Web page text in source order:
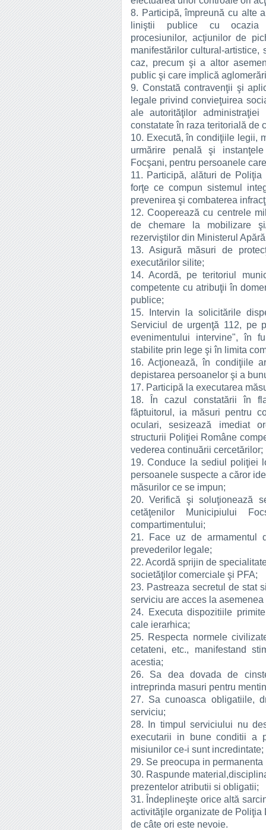
8. Participă, împreună cu alte
liniştii publice cu ocazia
procesiunilor, acţiunilor de
manifestărilor cultural-artistice,
caz, precum şi a altor
public şi care implică
9. Constată contravenţii şi
legale privind convieţuirea
ale autorităţilor
constatate în raza teritorială de
10. Execută, în condiţiile legii,
urmărire penală şi
Focşani, pentru persoanele
11. Participă, alături de
forţe ce compun sistemul
prevenirea şi combaterea
12. Cooperează cu centrele
de chemare la mobilizare
rezerviştilor din Ministerul
13. Asigură măsuri de
executărilor silite;
14. Acordă, pe teritoriul
competente cu atribuţii în
publice;
15. Intervin la solicitările
Serviciul de urgenţă 112, pe
evenimentului intervine", în
stabilite prin lege şi în limita
16. Acţionează, în condiţiile
depistarea persoanelor şi a
17. Participă la executarea
18. În cazul constatării în
făptuitorul, ia măsuri pentru
oculari, sesizează imediat
structurii Poliţiei Române
vederea continuării cercetărilor;
19. Conduce la sediul poliţiei
persoanele suspecte a căror
măsurilor ce se impun;
20. Verifică şi soluţionează
cetăţenilor Municipiului
compartimentului;
21. Face uz de armamentul
prevederilor legale;
22. Acordă sprijin de
societăţilor comerciale şi PFA;
23. Pastreaza secretul de stat
serviciu are acces la
24. Executa dispozitiile
cale ierarhica;
25. Respecta normele
cetateni, etc., manifestand
acestia;
26. Sa dea dovada de
intreprinda masuri pentru
27. Sa cunoasca obligatiile,
serviciu;
28. In timpul serviciului nu
executarii in bune conditii a
misiunilor ce-i sunt incredintate;
29. Se preocupa in
30. Raspunde
prezentelor atributii si obligatii;
31. Îndeplineşte orice altă
activităţile organizate de Poliţia
de câte ori este nevoie.